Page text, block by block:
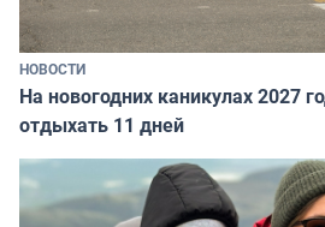
НОВОСТИ
На новогодних каникулах 2027
отдыхать 11 дней